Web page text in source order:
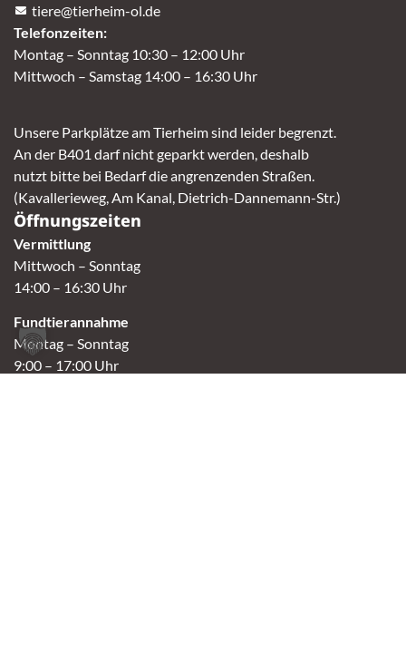
tiere@tierheim-ol.de
Telefonzeiten:
Montag – Sonntag 10:30 – 12:00 Uhr
Mittwoch – Samstag 14:00 – 16:30 Uhr
Unsere Parkplätze am Tierheim sind leider begrenzt.
An der B401 darf nicht geparkt werden, deshalb
nutzt bitte bei Bedarf die angrenzenden Straßen.
(Kavallerieweg, Am Kanal, Dietrich-Dannemann-Str.)
Öffnungszeiten
Vermittlung
Mittwoch – Sonntag
14:00 – 16:30 Uhr
Fundtierannahme
Montag – Sonntag
9:00 – 17:00 Uhr